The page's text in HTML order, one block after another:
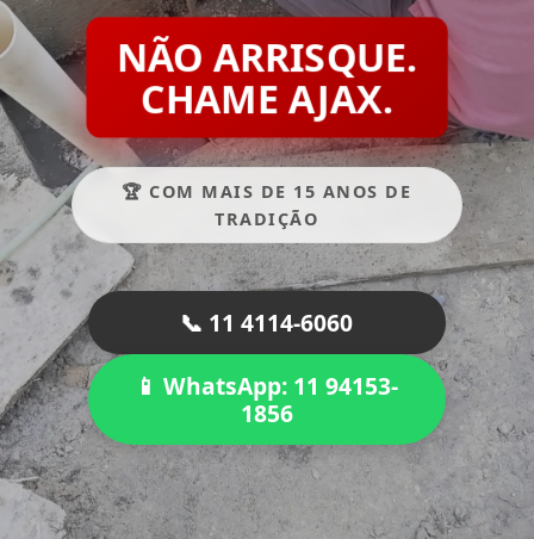
NÃO ARRISQUE.
CHAME AJAX.
🏆 COM MAIS DE 15 ANOS DE
TRADIÇÃO
📞 11 4114-6060
📱 WhatsApp: 11 94153-
1856